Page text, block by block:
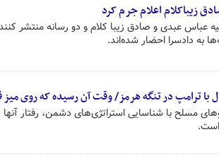
زیباکلام اعلام جرم کرد
عباس عبدی و صادق زیبا کلام و دو رسانه منتشر
به دادسرا احضار شده‌اند.
با ترامپ در تنگه هرمز/ وقت آن رسیده که روی میز
مسلح با شناسایی استراتژی‌های دشمن، رفتار آنها